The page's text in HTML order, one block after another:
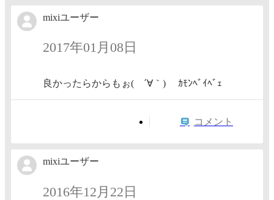
mixiユーザー
2017年01月08日
良かったらからもぉ(ゞ´∀｀)ゞ ｶﾓﾝﾍﾞｲﾍﾞｪ
コメント
mixiユーザー
2016年12月22日